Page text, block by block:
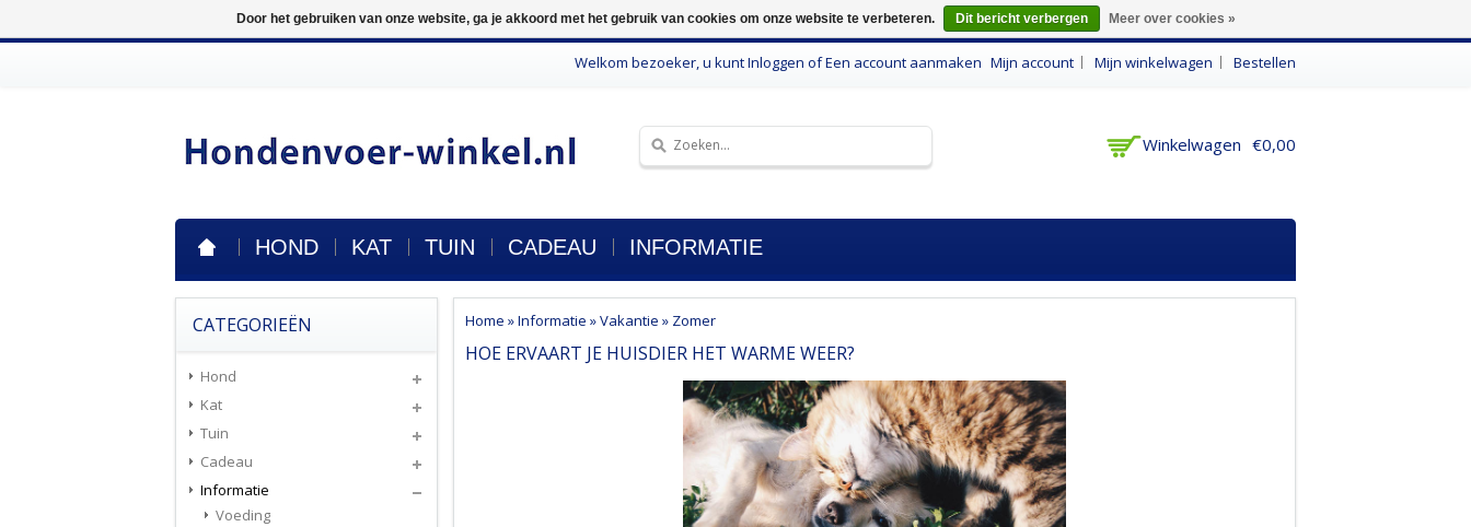
Welkom bezoeker, u kuntInloggen ofEen account aanmaken Mijn account Mijn winkelwagen Bestellen
Winkelwagen €0,00
HOND KAT TUIN CADEAU INFORMATIE
Home »Informatie »Vakantie » Zomer
HOE ERVAART JE HUISDIER HET WARME WEER?
CATEGORIEËN
Hond
Kat
Tuin
Cadeau
Informatie
Voeding
Door het gebruiken van onze website, ga je akkoord met het gebruik van cookies om onze website te verbeteren. Dit bericht verbergen Meer over cookies »